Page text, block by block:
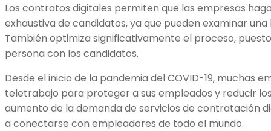
Los contratos digitales permiten que las empresas
exhaustiva de candidatos, ya que pueden examinar
También optimiza significativamente el proceso,
persona con los candidatos.
Desde el inicio de la pandemia del COVID-19, muchas
teletrabajo para proteger a sus empleados y reducir
aumento de la demanda de servicios de contratación
a conectarse con empleadores de todo el mundo.